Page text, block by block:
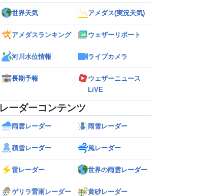
世界天気 アメダス(実況天気)
アメダスランキング ウェザーリポート
河川水位情報 ライブカメラ
長期予報
ウェザーニュース
LiVE
レーダーコンテンツ
雨雲レーダー 雨雪レーダー
積雪レーダー 風レーダー
雷レーダー 世界の雨雲レーダー
ゲリラ雷雨レーダー 黄砂レーダー